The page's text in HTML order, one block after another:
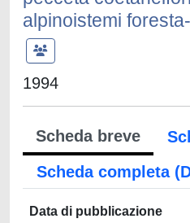
alpinoistemi
1994
Scheda breve
Scheda completa
Data di pubblicazione